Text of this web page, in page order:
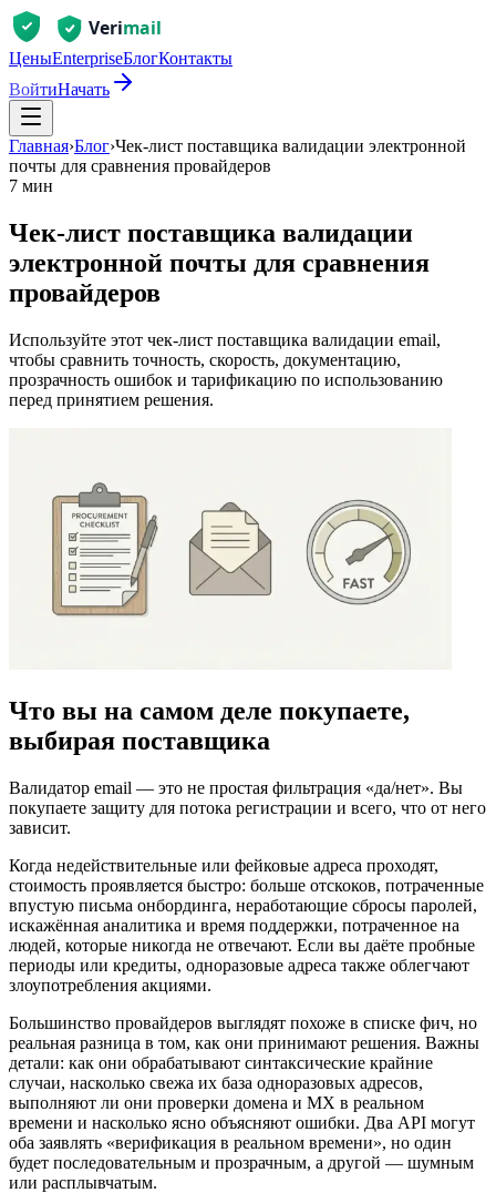
ЦеныEnterpriseБлогКонтакты
ВойтиНачать
Главная›Блог›Чек‑лист поставщика валидации электронной
почты для сравнения провайдеров
7 мин
Чек‑лист поставщика валидации
электронной почты для сравнения
провайдеров
Используйте этот чек‑лист поставщика валидации email,
чтобы сравнить точность, скорость, документацию,
прозрачность ошибок и тарификацию по использованию
перед принятием решения.
Что вы на самом деле покупаете,
выбирая поставщика
Валидатор email — это не простая фильтрация «да/нет». Вы
покупаете защиту для потока регистрации и всего, что от него
зависит.
Когда недействительные или фейковые адреса проходят,
стоимость проявляется быстро: больше отскоков, потраченные
впустую письма онбординга, неработающие сбросы паролей,
искажённая аналитика и время поддержки, потраченное на
людей, которые никогда не отвечают. Если вы даёте пробные
периоды или кредиты, одноразовые адреса также облегчают
злоупотребления акциями.
Большинство провайдеров выглядят похоже в списке фич, но
реальная разница в том, как они принимают решения. Важны
детали: как они обрабатывают синтаксические крайние
случаи, насколько свежа их база одноразовых адресов,
выполняют ли они проверки домена и MX в реальном
времени и насколько ясно объясняют ошибки. Два API могут
оба заявлять «верификация в реальном времени», но один
будет последовательным и прозрачным, а другой — шумным
или расплывчатым.